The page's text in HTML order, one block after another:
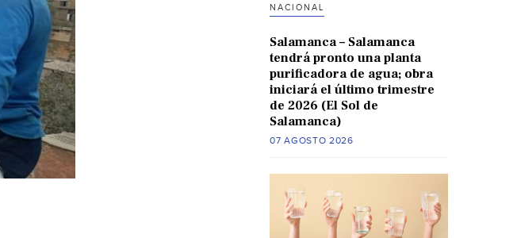
NACIONAL
Salamanca – Salamanca
tendrá pronto una planta
purificadora de agua; obra
iniciará el último trimestre
de 2026 (El Sol de
Salamanca)
07 AGOSTO 2026